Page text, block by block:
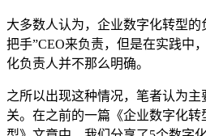
大多数人认为，企业数字化转型
把手”CEO来负责，但是在实践中
化负责人并不那么明确。
之所以出现这种情况，笔者认为
关。在之前的一篇《企业数字化